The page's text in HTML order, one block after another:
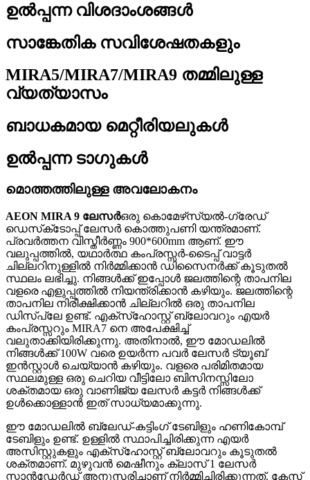
ഉൽപ്പന്ന വിശദാംശങ്ങൾ
സാങ്കേതിക സവിശേഷതകളും
MIRA5/MIRA7/MIRA9 തമ്മിലുള്ള
വ്യത്യാസം
ബാധകമായ മെറ്റീരിയലുകൾ
ഉൽപ്പന്ന ടാഗുകൾ
മൊത്തത്തിലുള്ള അവലോകനം
AEON MIRA 9 ലേസർഒരു കൊമേഴ്‌സ്യൽ-ഗ്രേഡ്
ഡെസ്‌ക്‌ടോപ്പ് ലേസർ കൊത്തുപണി യന്ത്രമാണ്.
പ്രവർത്തന വിസ്തീർണ്ണം 900*600mm ആണ്. ഈ
വലുപ്പത്തിൽ, യഥാർത്ഥ കംപ്രസ്സർ-ടൈപ്പ് വാട്ടർ
ചില്ലറിനുള്ളിൽ നിർമ്മിക്കാൻ ഡിസൈനർക്ക് കൂടുതൽ
സ്ഥലം ലഭിച്ചു. നിങ്ങൾക്ക് ഇപ്പോൾ ജലത്തിന്റെ താപനില
വളരെ എളുപ്പത്തിൽ നിയന്ത്രിക്കാൻ കഴിയും. ജലത്തിന്റെ
താപനില നിരീക്ഷിക്കാൻ ചില്ലറിൽ ഒരു താപനില
ഡിസ്പ്ലേ ഉണ്ട്. എക്‌സ്‌ഹോസ്റ്റ് ബ്ലോവറും എയർ
കംപ്രസ്സറും MIRA7 നെ അപേക്ഷിച്ച്
വലുതാക്കിയിരിക്കുന്നു. അതിനാൽ, ഈ മോഡലിൽ
നിങ്ങൾക്ക് 100W വരെ ഉയർന്ന പവർ ലേസർ ട്യൂബ്
ഇൻസ്റ്റാൾ ചെയ്യാൻ കഴിയും. വളരെ പരിമിതമായ
സ്ഥലമുള്ള ഒരു ചെറിയ വീട്ടിലോ ബിസിനസ്സിലോ
ശക്തമായ ഒരു വാണിജ്യ ലേസർ കട്ടർ നിങ്ങൾക്ക്
ഉൾക്കൊള്ളാൻ ഇത് സാധ്യമാക്കുന്നു.
ഈ മോഡലിൽ ബ്ലേഡ്-കട്ടിംഗ് ടേബിളും ഹണികോമ്പ്
ടേബിളും ഉണ്ട്. ഉള്ളിൽ സ്ഥാപിച്ചിരിക്കുന്ന എയർ
അസിസ്റ്റുകളും എക്‌സ്‌ഹോസ്റ്റ് ബ്ലോവറും കൂടുതൽ
ശക്തമാണ്. മുഴുവൻ മെഷീനും ക്ലാസ് 1 ലേസർ
സ്റ്റാൻഡേർഡ് അനുസരിച്ചാണ് നിർമ്മിച്ചിരിക്കുന്നത്. കേസ്